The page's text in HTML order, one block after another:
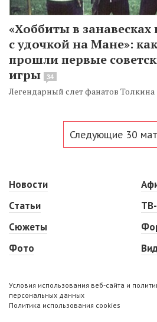
«Хоббиты в занавесках
с удочкой на Мане»:
прошли первые
игры
34
Легендарный слет фанатов Толкина
Следующие 30
Новости
Статьи
Сюжеты
Фото
Условия использования веб-сайта и
персональных данных
Политика использования cookies